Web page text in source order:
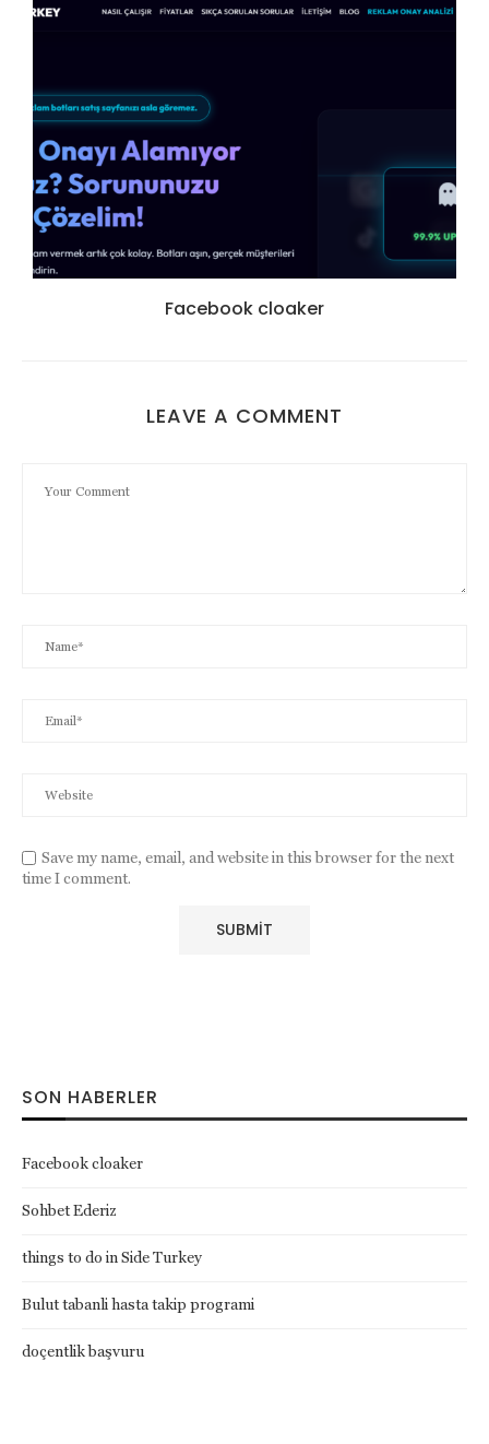
Facebook cloaker
LEAVE A COMMENT
Save my name, email, and website in this browser for the next
time I comment.
SON HABERLER
Facebook cloaker
Sohbet Ederiz
things to do in Side Turkey
Bulut tabanli hasta takip programi
doçentlik başvuru